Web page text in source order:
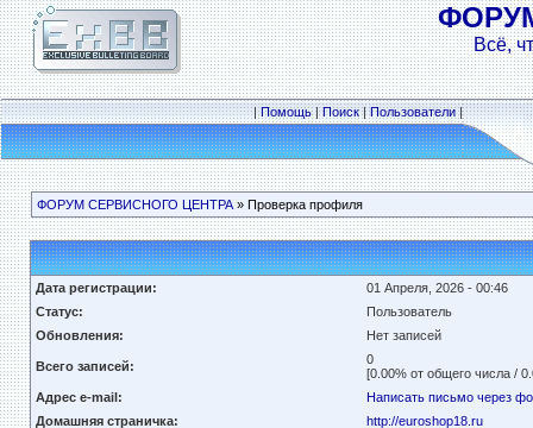
Всё,
|Помощь|Поиск|Пользователи|
ФОРУМ СЕРВИСНОГО ЦЕНТРА» Проверка профиля
Дата регистрации:
01 Апреля, 2026 - 00:46
Статус:
Пользователь
Обновления:
Нет записей
Всего записей:
0
[0.00% от общего числа /
Адрес e-mail:
Написать письмо через
Домашняя страничка:
http://euroshop18.ru